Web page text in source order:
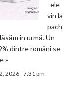
ele
vin la
pach
în urmă. Un
dintre români se
»
2026 - 7:31 pm